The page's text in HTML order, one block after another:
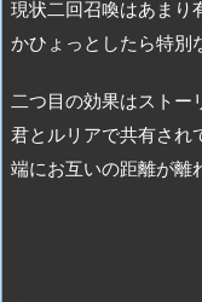
現状二回召喚はあまり
かひょっとしたら特別
二つ目の効果はストー
君とルリアで共有され
端にお互いの距離が離